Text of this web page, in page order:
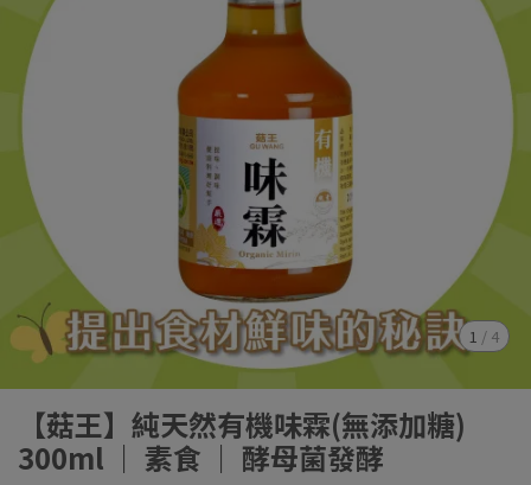
1 / 4
【菇王】純天然有機味霖(無添加糖)
300ml ｜ 素食 ｜ 酵母菌發酵